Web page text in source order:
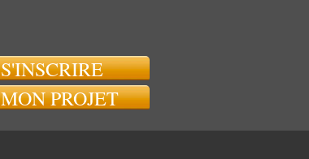
S'INSCRIRE
MON PROJET